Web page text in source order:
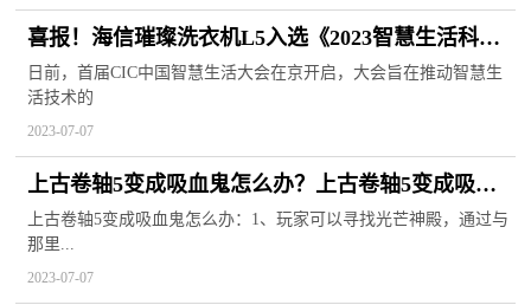
喜报！海信璀璨洗衣机L5入选《2023智慧生活科技
好物选购指南》
日前，首届CIC中国智慧生活大会在京开启，大会旨在推动智慧生
活技术的
2023-07-07
上古卷轴5变成吸血鬼怎么办？上古卷轴5变成吸血
鬼了怎么变回人？
上古卷轴5变成吸血鬼怎么办：1、玩家可以寻找光芒神殿，通过与
那里...
2023-07-07